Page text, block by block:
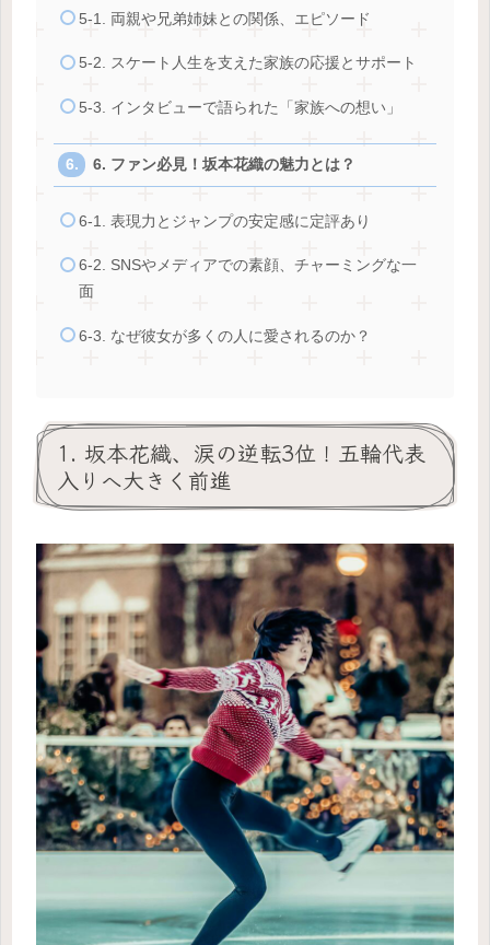
5-1. 両親や兄弟姉妹との関係、エピソード
5-2. スケート人生を支えた家族の応援とサポート
5-3. インタビューで語られた「家族への想い」
6. ファン必見！坂本花織の魅力とは？
6-1. 表現力とジャンプの安定感に定評あり
6-2. SNSやメディアでの素顔、チャーミングな一
面
6-3. なぜ彼女が多くの人に愛されるのか？
1. 坂本花織、涙の逆転3位！五輪代表
入りへ大きく前進